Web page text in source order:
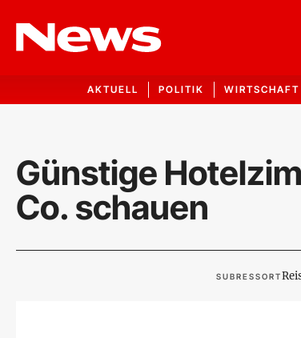
AKTUELL POLITIK WIRTSCHAFT
Günstige
Co. schauen
SUBRESSORT